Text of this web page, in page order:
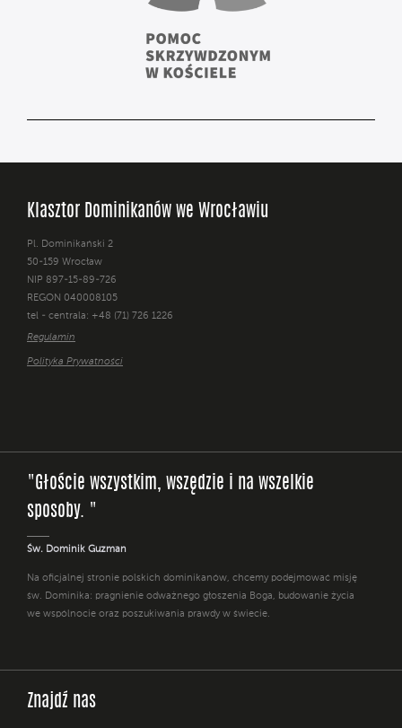
Klasztor Dominikanów we Wrocławiu
Pl. Dominikański 2
50-159 Wrocław
NIP 897-15-89-726
REGON 040008105
tel - centrala: +48 (71) 726 1226
Regulamin
Polityka Prywatności
"Głoście wszystkim, wszędzie i na wszelkie
sposoby. "
Św. Dominik Guzman
Na oficjalnej stronie polskich dominikanów, chcemy podejmować misję
św. Dominika: pragnienie odważnego głoszenia Boga, budowanie życia
we wspólnocie oraz poszukiwania prawdy w świecie.
Znajdź nas